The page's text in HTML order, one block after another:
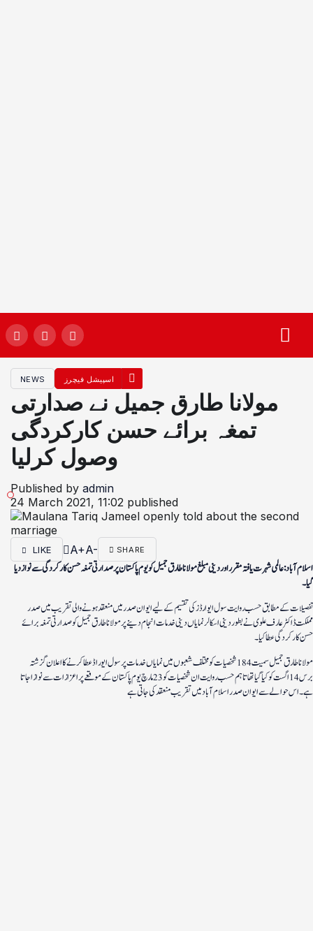
NEWS اسپیشل فیچرز
مولانا طارق جمیل نے صدارتی
تمغہ برائے حسن کارکردگی
وصول کرلیا
Published by admin
24 March 2021, 11:02 published
LIKE A+A- SHARE
اسلام آباد: عالمی شہرت یافتہ مقرر اور دینی مبلغ مولانا طارق جمیل کو یوم پاکستان پر صدارتی تمغہ حسن کارکردگی سے نواز دیا
گیا۔
تفصیلات کے مطابق حسب روایت سول ایوارڈز کی تقسیم کے لیے ایوان صدر میں منعقد ہونے والی تقریب میں صدر
مملکت ڈاکٹر عارف علوی نے بطور دینی اسکالر نمایاں دینی خدمات انجام دینے پر مولانا طارق جمیل کو صدارتی تمغہ برائے
حسن کارکردگی عطا کیا۔
مولانا طارق جمیل سمیت 184 شخصیات کو مختلف شعبوں میں نمایاں خدمات پر سول ایوراڈ عطا کرنے کا اعلان گزشتہ
برس 14 اگست کو کیا گیا تھا تاہم حسب روایت ان شخصیات کو 23 مارچ یوم پاکستان کے موقعے پر اعزازات سے نوازا جاتا
ہے۔ اس حوالے سے ایوان صدر اسلام آباد میں تقریب منعقد کی جاتی ہے